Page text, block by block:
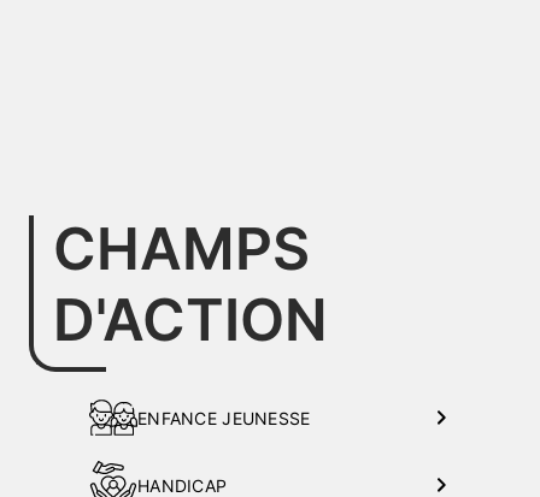
CHAMPS
D'ACTION
ENFANCE JEUNESSE
HANDICAP